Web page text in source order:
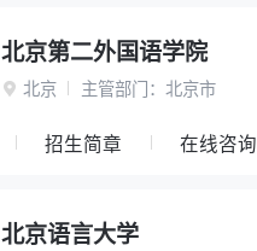
北京第二外国语学院
 北京 主管部门： 北京市
招生简章 在线咨询
北京语言大学